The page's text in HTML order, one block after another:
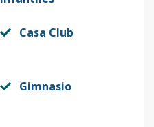
Casa Club
Gimnasio